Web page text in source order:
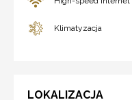
Klimatyzacja
LOKALIZACJA